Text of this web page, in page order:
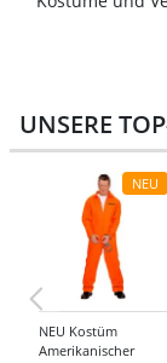
UNSERE
NEU
NEU Kostüm
Amerikanischer